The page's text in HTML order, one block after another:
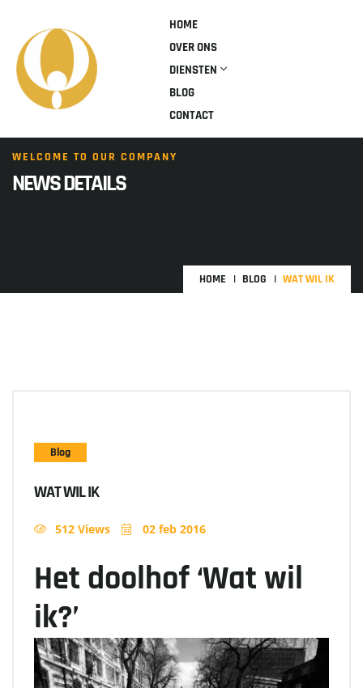
HOME
OVER ONS
DIENSTEN
BLOG
CONTACT
WELCOME TO OUR COMPANY
NEWS DETAILS
HOME BLOG WAT WIL IK
Blog
WAT WIL IK
512 Views 02 feb 2016
Het doolhof ‘Wat wil
ik?’